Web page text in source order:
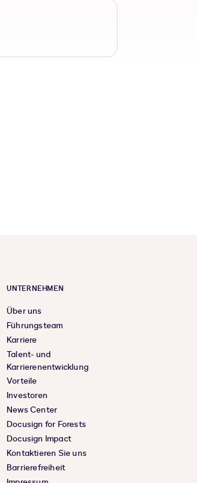
UNTERNEHMEN
Über uns
Führungsteam
Karriere
Talent- und
Karrierenentwicklung
Vorteile
Investoren
News Center
Docusign for Forests
Docusign Impact
Kontaktieren Sie uns
Barrierefreiheit